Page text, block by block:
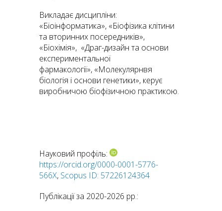
Викладає дисципліни:
«Біоінформатика», «Біофізика клітини
та вторинних посередників»,
«Біохімія», «Драг-дизайн та основи
експериментальної
фармакології», «Молекулярнвя
біологія і основи генетики», керує
виробничою біофізичною практикою.
Науковий профіль:
https://orcid.org/0000-0001-5776-
566X, Scopus ID: 57226124364
Публікації за 2020-2026 рр.: